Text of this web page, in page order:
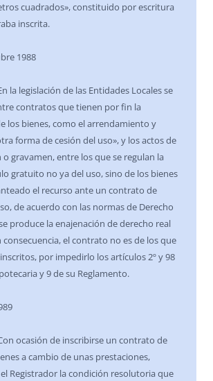
cuadrados», constituido por escritura
inscrita.
1988
la legislación de las Entidades Locales se
contratos que tienen por fin la
los bienes, como el arrendamiento y
forma de cesión del uso», y los actos de
o gravamen, entre los que se regulan la
gratuito no ya del uso, sino de los bienes
el recurso ante un contrato de
de acuerdo con las normas de Derecho
produce la enajenación de derecho real
consecuencia, el contrato no es de los que
por impedirlo los artículos 2º y 98
y 9 de su Reglamento.
ocasión de inscribirse un contrato de
a cambio de unas prestaciones,
Registrador la condición resolutoria que